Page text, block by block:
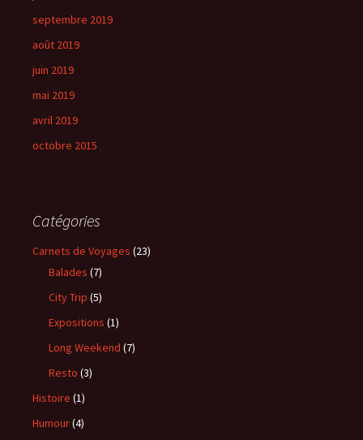
septembre 2019
août 2019
juin 2019
mai 2019
avril 2019
octobre 2015
Catégories
Carnets de Voyages (23)
Balades (7)
City Trip (5)
Expositions (1)
Long Weekend (7)
Resto (3)
Histoire (1)
Humour(4)